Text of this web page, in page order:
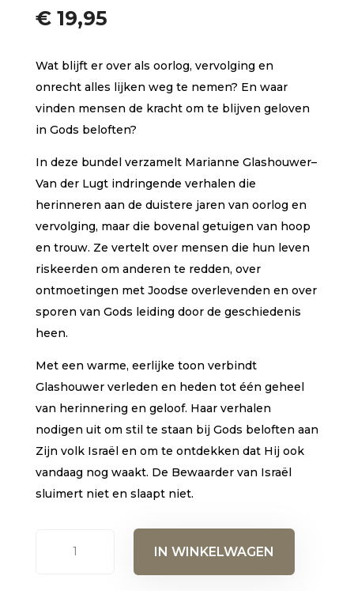
€19,95
Wat blijft er over als oorlog, vervolging en
onrecht alles lijken weg te nemen? En waar
vinden mensen de kracht om te blijven geloven
in Gods beloften?
In deze bundel verzamelt Marianne Glashouwer–
Van der Lugt indringende verhalen die
herinneren aan de duistere jaren van oorlog en
vervolging, maar die bovenal getuigen van hoop
en trouw. Ze vertelt over mensen die hun leven
riskeerden om anderen te redden, over
ontmoetingen met Joodse overlevenden en over
sporen van Gods leiding door de geschiedenis
heen.
Met een warme, eerlijke toon verbindt
Glashouwer verleden en heden tot één geheel
van herinnering en geloof. Haar verhalen
nodigen uit om stil te staan bij Gods beloften aan
Zijn volk Israël en om te ontdekken dat Hij ook
vandaag nog waakt. De Bewaarder van Israël
sluimert niet en slaapt niet.
Bewaarder
IN WINKELWAGEN